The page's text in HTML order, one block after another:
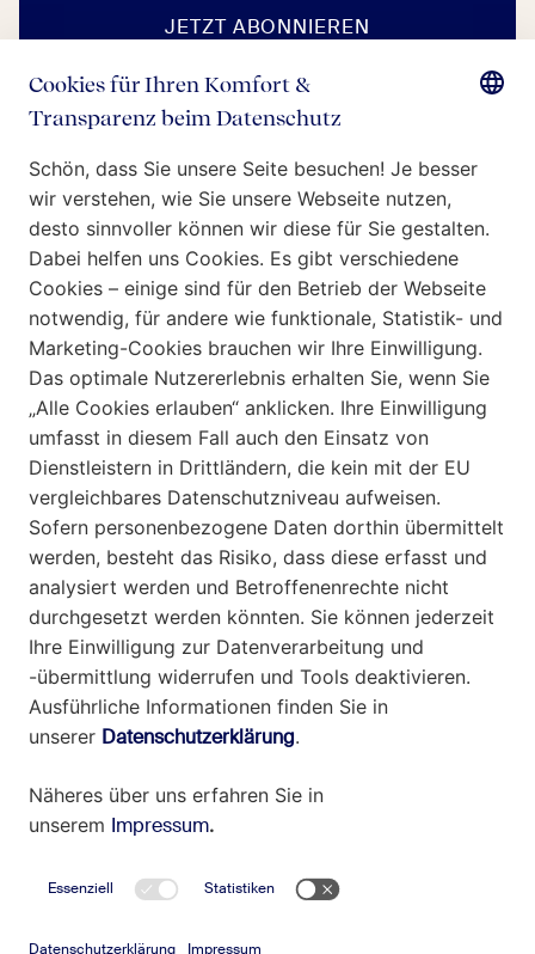
JETZT ABONNIEREN
Wer wir sind
Was wir tun
Unsere Verantwortung
Insights
Karriere
Impressum
Datenschutz